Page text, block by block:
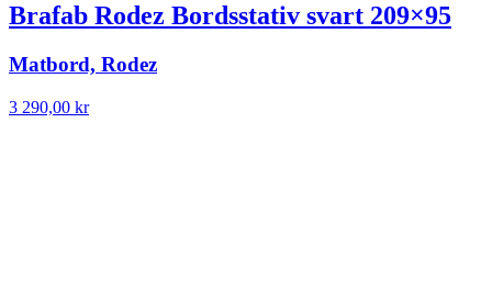
Brafab Rodez Bordsstativ svart 209×95
Matbord, Rodez
3 290,00 kr